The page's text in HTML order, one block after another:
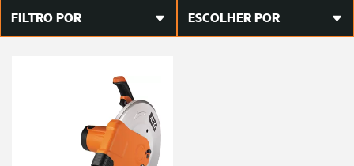
FILTRO POR ESCOLHER POR